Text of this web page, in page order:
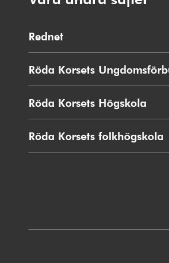
Rednet
i
nytt
fönster
Röda Korsets
Röda Korsets Högskola
i
nytt
Röda Korsets folkhögskola
i